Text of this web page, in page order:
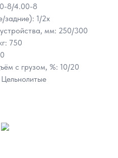
8/4.00-8
задние): 1/2x
мм: 250/300
750
с грузом, %: 10/20